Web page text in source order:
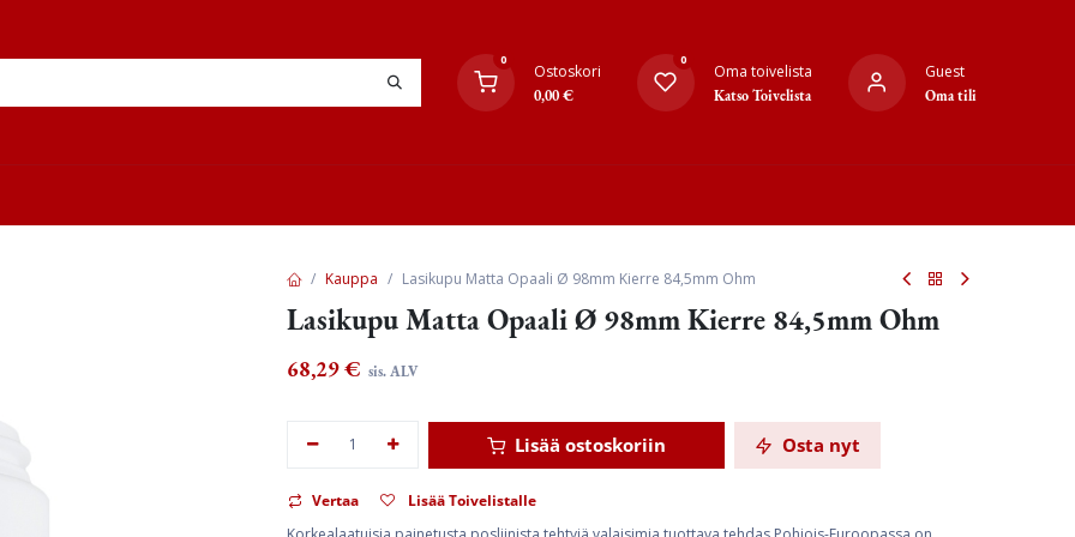
0
Ostoskori
0,00€
0
Oma toivelista
Katso Toivelista
Guest
Oma tili
Kauppa Lasikupu Matta Opaali Ø 98mm Kierre 84,5mm Ohm
Lasikupu Matta Opaali Ø 98mm Kierre 84,5mm Ohm
68,29€ sis. ALV
Lisää ostoskoriin Osta nyt
Vertaa
Lisää Toivelistalle